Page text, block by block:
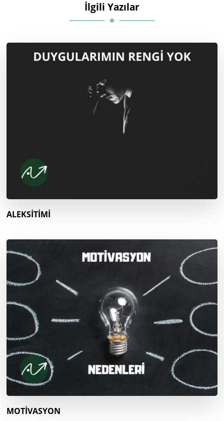
İlgili Yazılar
ALEKSİTİMİ
MOTİVASYON